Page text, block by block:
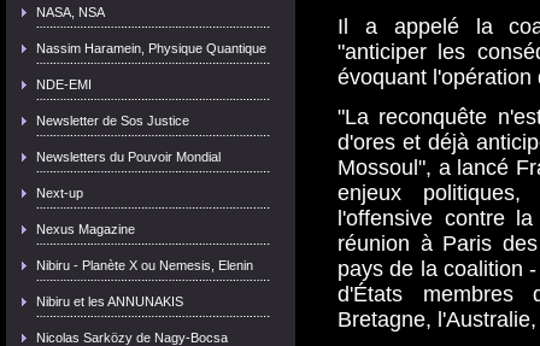
NASA, NSA
Nassim Haramein, Physique Quantique
NDE-EMI
Newsletter de Sos Justice
Newsletters du Pouvoir Mondial
Next-up
Nexus Magazine
Nibiru - Planète X ou Nemesis, Elenin
Nibiru et les ANNUNAKIS
Nicolas Sarközy de Nagy-Bocsa
Il a appelé la
"anticiper les
évoquant
"La reconquête
d'ores et déjà
Mossoul", a lancé
enjeux
l'offensive contre
réunion à Paris
pays de la coalition
d'États membres
Bretagne,